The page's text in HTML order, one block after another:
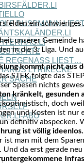
BUSS­MANN
REGEN­ASS LIEST…
LYRIK­ECKE
SACHE
ABO
ein schwie­ri­ges
unse­rer
in die 3. Liga. Und
kommt nicht aus
STEK folg­te das
Spe­sen nichts
krän­kelt, gesun­den
doch
und Kos­ten ist
defi­ni­tiv abspe­cken.
ist völ­lig ideen­los.
ist man mit dem
Und da erst gera­de